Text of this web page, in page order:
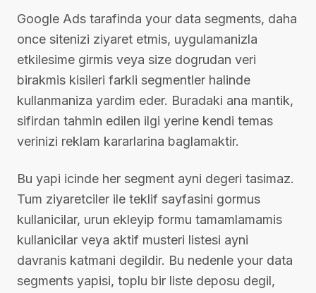
Google Ads tarafinda your data segments, daha
once sitenizi ziyaret etmis, uygulamanizla
etkilesime girmis veya size dogrudan veri
birakmis kisileri farkli segmentler halinde
kullanmaniza yardim eder. Buradaki ana mantik,
sifirdan tahmin edilen ilgi yerine kendi temas
verinizi reklam kararlarina baglamaktir.
Bu yapi icinde her segment ayni degeri tasimaz.
Tum ziyaretciler ile teklif sayfasini gormus
kullanicilar, urun ekleyip formu tamamlamamis
kullanicilar veya aktif musteri listesi ayni
davranis katmani degildir. Bu nedenle your data
segments yapisi, toplu bir liste deposu degil,